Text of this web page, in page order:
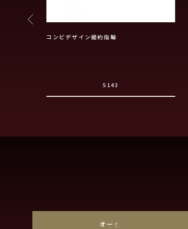
コンビデザイン婚約指輪
5143
オーダーメイド